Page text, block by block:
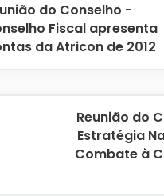
do Conselho -
Fiscal apresenta
da Atricon de 2012
Reunião do
Estratégia
Combate à